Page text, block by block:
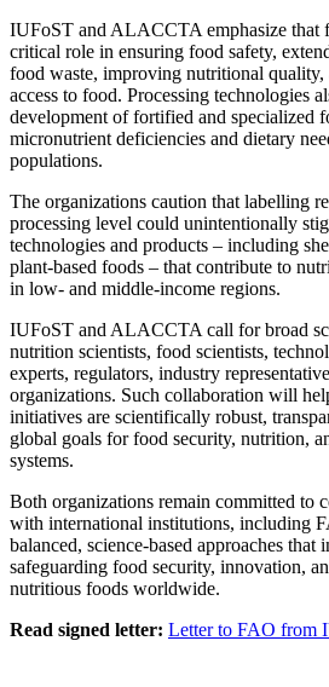
IUFoST and ALACCTA emphasize that
critical role in ensuring food safety,
food waste, improving nutritional quality,
access to food. Processing technologies
development of fortified and specialized
micronutrient deficiencies and dietary
populations.
The organizations caution that labelling
processing level could unintentionally
technologies and products – including
plant-based foods – that contribute to
in low- and middle-income regions.
IUFoST and ALACCTA call for broad
nutrition scientists, food scientists,
experts, regulators, industry
organizations. Such collaboration will
initiatives are scientifically robust,
global goals for food security, nutrition,
systems.
Both organizations remain committed to
with international institutions, including
balanced, science-based approaches
safeguarding food security, innovation,
nutritious foods worldwide.
Read signed letter: Letter to FAO from